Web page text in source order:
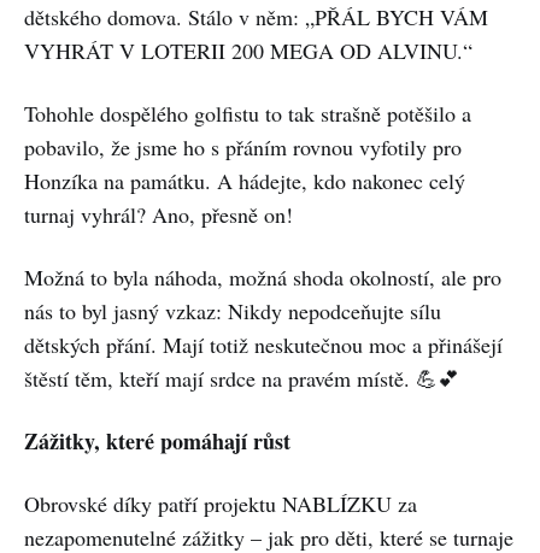
dětského domova. Stálo v něm: „PŘÁL BYCH VÁM
VYHRÁT V LOTERII 200 MEGA OD ALVINU.“
Tohohle dospělého golfistu to tak strašně potěšilo a
pobavilo, že jsme ho s přáním rovnou vyfotily pro
Honzíka na památku. A hádejte, kdo nakonec celý
turnaj vyhrál? Ano, přesně on!
Možná to byla náhoda, možná shoda okolností, ale pro
nás to byl jasný vzkaz: Nikdy nepodceňujte sílu
dětských přání. Mají totiž neskutečnou moc a přinášejí
štěstí těm, kteří mají srdce na pravém místě. 💪💕
Zážitky, které pomáhají růst
Obrovské díky patří projektu NABLÍZKU za
nezapomenutelné zážitky – jak pro děti, které se turnaje